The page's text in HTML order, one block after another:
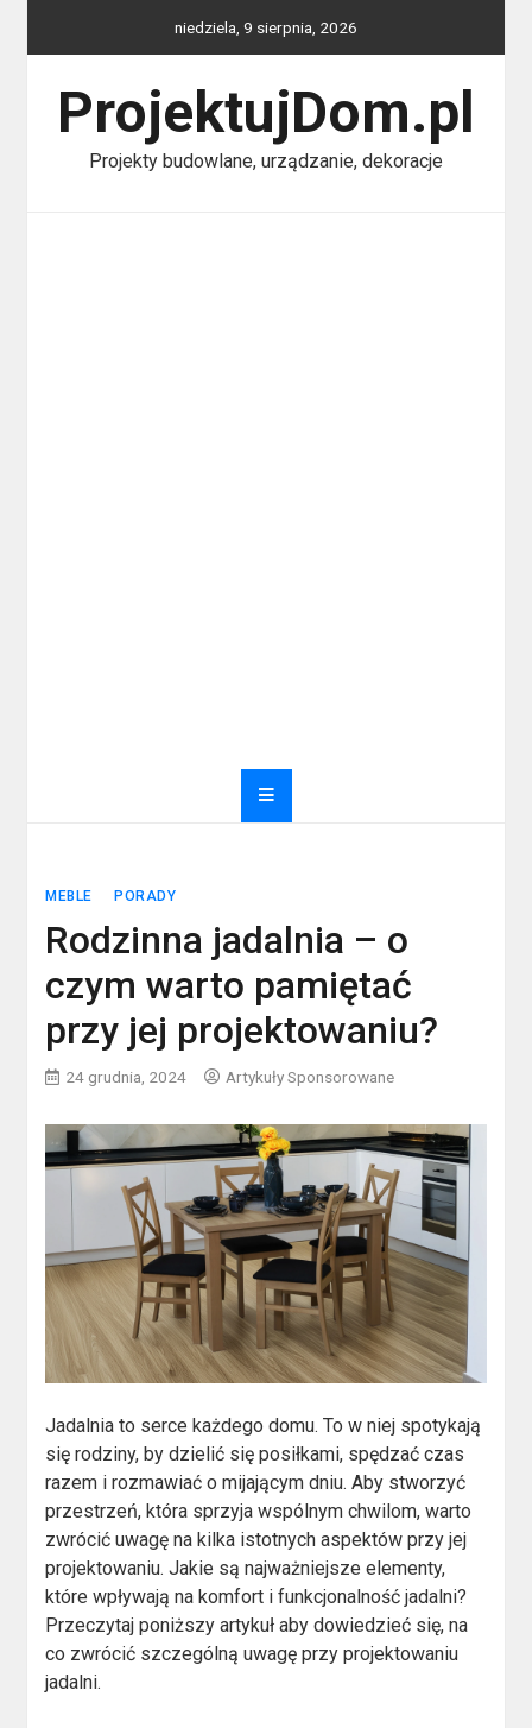
niedziela, 9 sierpnia, 2026
ProjektujDom.pl
Projekty budowlane, urządzanie, dekoracje
MEBLE PORADY
Rodzinna jadalnia – o
czym warto pamiętać
przy jej projektowaniu?
24 grudnia, 2024 Artykuły Sponsorowane
Jadalnia to serce każdego domu. To w niej spotykają
się rodziny, by dzielić się posiłkami, spędzać czas
razem i rozmawiać o mijającym dniu. Aby stworzyć
przestrzeń, która sprzyja wspólnym chwilom, warto
zwrócić uwagę na kilka istotnych aspektów przy jej
projektowaniu. Jakie są najważniejsze elementy,
które wpływają na komfort i funkcjonalność jadalni?
Przeczytaj poniższy artykuł aby dowiedzieć się, na
co zwrócić szczególną uwagę przy projektowaniu
jadalni.